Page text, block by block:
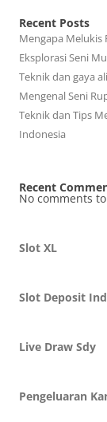
Recent Posts
Mengapa Melukis
Eksplorasi Seni
Teknik dan gaya
Mengenal Seni
Teknik dan Tips
Indonesia
Recent
No comments
Slot XL
Slot Deposit
Live Draw Sdy
Pengeluaran